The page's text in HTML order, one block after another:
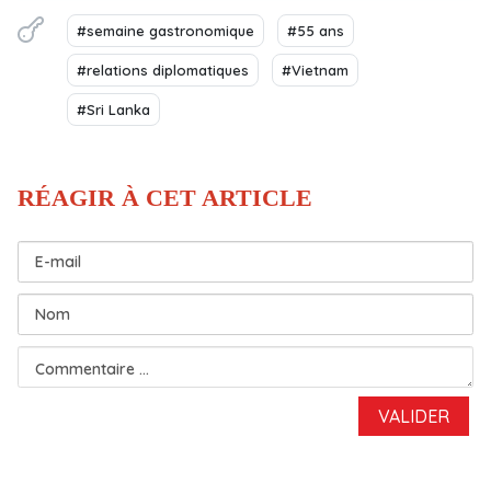
#semaine gastronomique #55 ans
#relations diplomatiques #Vietnam
#Sri Lanka